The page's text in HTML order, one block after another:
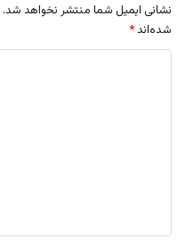
نشانی ایمیل شما منتشر نخواهد شد.
شده‌اند *